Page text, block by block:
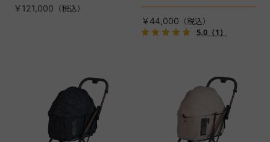
￥121,000
ジ！
￥44,000
5.0（1）